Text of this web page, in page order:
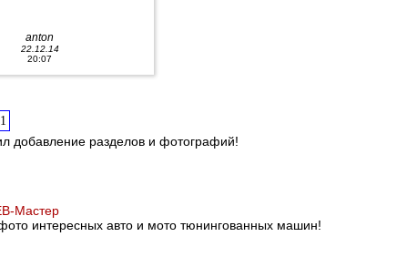
anton
22.12.14
20:07
добавление разделов и фотографий!
Мастер
интересных авто и мото тюнингованных машин!